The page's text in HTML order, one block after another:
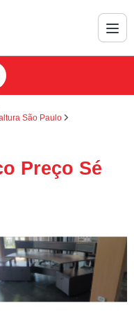
São Paulo
Preço Sé